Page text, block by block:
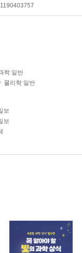
1190403757
학 일반
물리학 일반
보
보